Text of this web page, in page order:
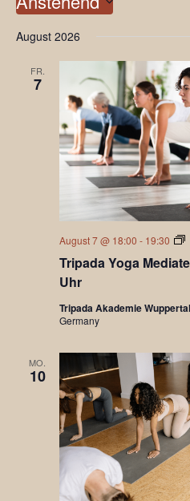
wählen.
August 2026
FR.
7
Tripada Yoga
Uhr
August 7 @ 18:00 - 19:30
Tripada Akademie Wuppertal
Germany
MO.
10